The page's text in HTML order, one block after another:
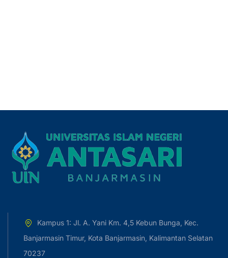
Kampus 1: Jl. A. Yani Km. 4,5 Kebun Bunga, Kec.
Banjarmasin Timur, Kota Banjarmasin, Kalimantan Selatan
70237